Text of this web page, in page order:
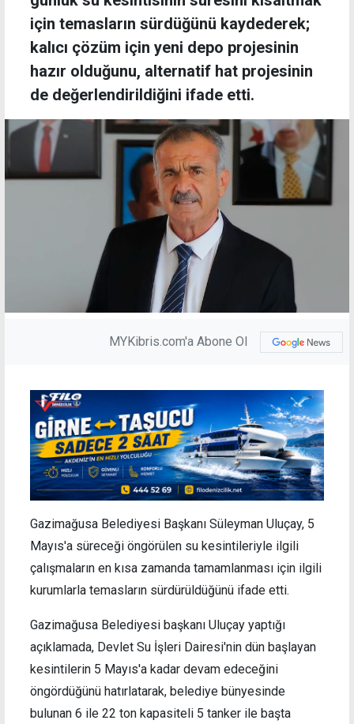
için temasların sürdüğünü kaydederek;
kalıcı çözüm için yeni depo projesinin
hazır olduğunu, alternatif hat projesinin
de değerlendirildiğini ifade etti.
MYKibris.com'a Abone Ol
Gazimağusa Belediyesi Başkanı Süleyman Uluçay, 5
Mayıs'a süreceği öngörülen su kesintileriyle ilgili
çalışmaların en kısa zamanda tamamlanması için ilgili
kurumlarla temasların sürdürüldüğünü ifade etti.
Gazimağusa Belediyesi başkanı Uluçay yaptığı
açıklamada, Devlet Su İşleri Dairesi'nin dün başlayan
kesintilerin 5 Mayıs'a kadar devam edeceğini
öngördüğünü hatırlatarak, belediye bünyesinde
bulunan 6 ile 22 ton kapasiteli 5 tanker ile başta